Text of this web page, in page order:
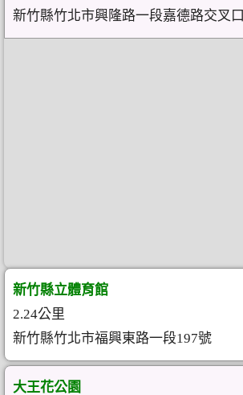
新竹縣竹北市興隆路一段嘉德路交叉口
新竹縣立體育館
2.24公里
新竹縣竹北市福興東路一段197號
大王花公園